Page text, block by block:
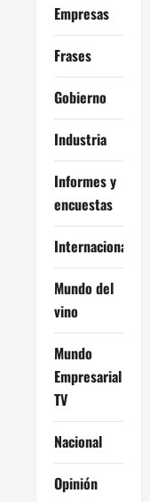
Empresas
Frases
Gobierno
Industria
Informes y
encuestas
Internacional
Mundo del
vino
Mundo
Empresarial
TV
Nacional
Opinión